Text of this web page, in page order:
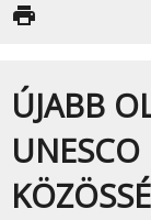
print
ÚJABB
UNESCO